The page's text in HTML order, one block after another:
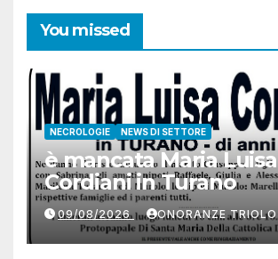
You missed
NECROLOGIE NEWS DI SETTORE
è mancata Maria Luisa
Cordiani in Turano
09/08/2026 ONORANZE TRIOLO